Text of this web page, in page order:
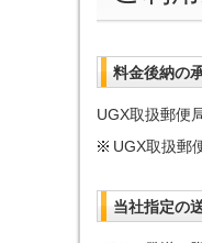
料金後納の
UGX取扱郵便
UGX取扱郵
当社指定の